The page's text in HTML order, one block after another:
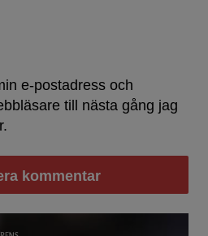
e-postadress och
till nästa gång jag